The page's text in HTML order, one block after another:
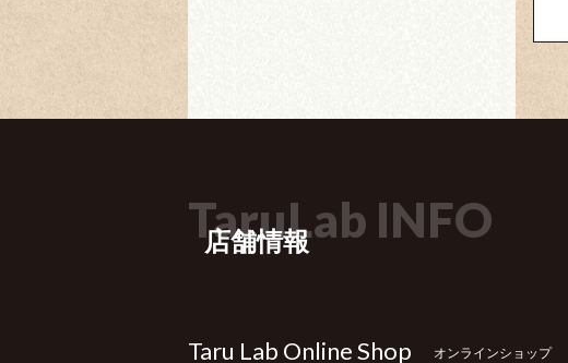
TaruLab INFO
店舗情報
Taru Lab Online Shop オンラインショップ